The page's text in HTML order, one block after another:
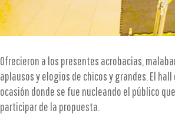
Ofrecieron a los presentes acrobacias,
aplausos y elogios de chicos y grandes. El
ocasión donde se fue nucleando el público
participar de la propuesta.